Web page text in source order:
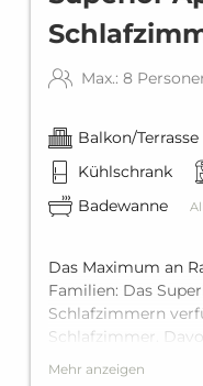
Max.: 8
Balkon/Terrasse
Kühlschrank
Badewanne
Das Maximum an
Familien: Das
Schlafzimmern
Schlafzimmer.
Doppelbett, und
Mehr anzeigen